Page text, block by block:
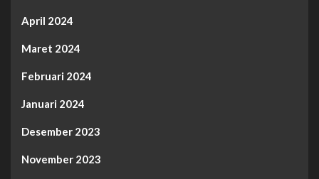
April 2024
Maret 2024
Februari 2024
Januari 2024
Desember 2023
November 2023